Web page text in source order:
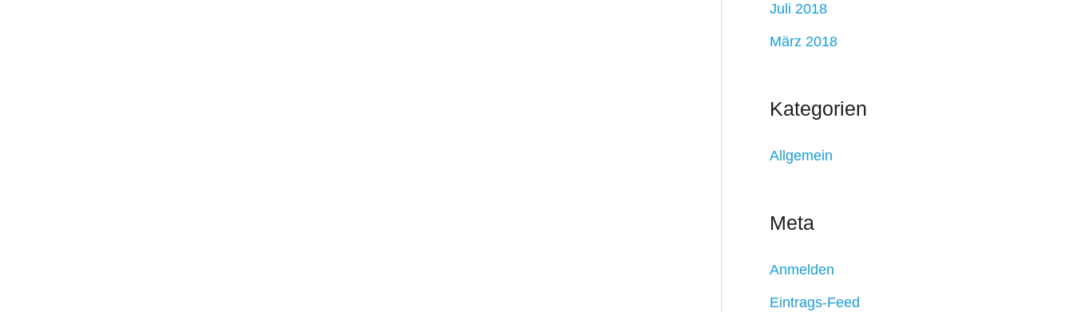
Juli 2018
März 2018
Kategorien
Allgemein
Meta
Anmelden
Eintrags-Feed